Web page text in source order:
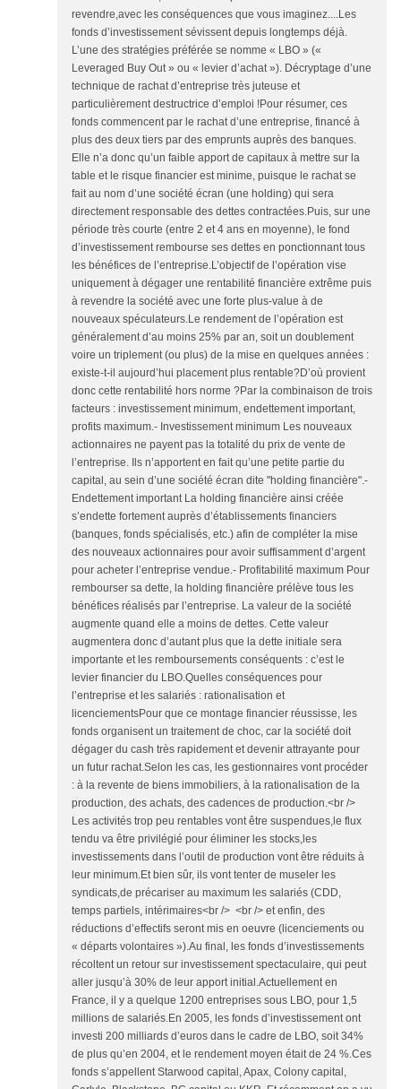
revendre,avec les conséquences que vous imaginez....Les
fonds d’investissement sévissent depuis longtemps déjà.
L’une des stratégies préférée se nomme « LBO » («
Leveraged Buy Out » ou « levier d’achat »). Décryptage d’une
technique de rachat d’entreprise très juteuse et
particulièrement destructrice d’emploi !Pour résumer, ces
fonds commencent par le rachat d’une entreprise, financé à
plus des deux tiers par des emprunts auprès des banques.
Elle n’a donc qu’un faible apport de capitaux à mettre sur la
table et le risque financier est minime, puisque le rachat se
fait au nom d’une société écran (une holding) qui sera
directement responsable des dettes contractées.Puis, sur une
période très courte (entre 2 et 4 ans en moyenne), le fond
d’investissement rembourse ses dettes en ponctionnant tous
les bénéfices de l’entreprise.L’objectif de l’opération vise
uniquement à dégager une rentabilité financière extrême puis
à revendre la société avec une forte plus-value à de
nouveaux spéculateurs.Le rendement de l’opération est
généralement d’au moins 25% par an, soit un doublement
voire un triplement (ou plus) de la mise en quelques années :
existe-t-il aujourd’hui placement plus rentable?D’où provient
donc cette rentabilité hors norme ?Par la combinaison de trois
facteurs : investissement minimum, endettement important,
profits maximum.- Investissement minimum Les nouveaux
actionnaires ne payent pas la totalité du prix de vente de
l’entreprise. Ils n’apportent en fait qu’une petite partie du
capital, au sein d’une société écran dite "holding financière".-
Endettement important La holding financière ainsi créée
s’endette fortement auprès d’établissements financiers
(banques, fonds spécialisés, etc.) afin de compléter la mise
des nouveaux actionnaires pour avoir suffisamment d’argent
pour acheter l’entreprise vendue.- Profitabilité maximum Pour
rembourser sa dette, la holding financière prélève tous les
bénéfices réalisés par l’entreprise. La valeur de la société
augmente quand elle a moins de dettes. Cette valeur
augmentera donc d’autant plus que la dette initiale sera
importante et les remboursements conséquents : c’est le
levier financier du LBO.Quelles conséquences pour
l’entreprise et les salariés : rationalisation et
licenciementsPour que ce montage financier réussisse, les
fonds organisent un traitement de choc, car la société doit
dégager du cash très rapidement et devenir attrayante pour
un futur rachat.Selon les cas, les gestionnaires vont procéder
: à la revente de biens immobiliers, à la rationalisation de la
production, des achats, des cadences de production.<br />
Les activités trop peu rentables vont être suspendues,le flux
tendu va être privilégié pour éliminer les stocks,les
investissements dans l’outil de production vont être réduits à
leur minimum.Et bien sûr, ils vont tenter de museler les
syndicats,de précariser au maximum les salariés (CDD,
temps partiels, intérimaires<br /> <br /> et enfin, des
réductions d’effectifs seront mis en oeuvre (licenciements ou
« départs volontaires »).Au final, les fonds d’investissements
récoltent un retour sur investissement spectaculaire, qui peut
aller jusqu’à 30% de leur apport initial.Actuellement en
France, il y a quelque 1200 entreprises sous LBO, pour 1,5
millions de salariés.En 2005, les fonds d’investissement ont
investi 200 milliards d’euros dans le cadre de LBO, soit 34%
de plus qu’en 2004, et le rendement moyen était de 24 %.Ces
fonds s’appellent Starwood capital, Apax, Colony capital,